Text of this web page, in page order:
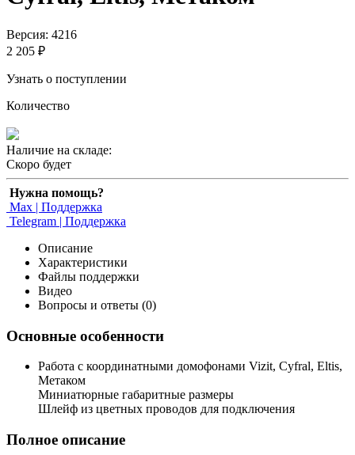
Версия: 4216
2 205 ₽
Узнать о поступлении
Количество
Наличие на складе:
Скоро будет
Нужна помощь?
Max | Поддержка
Telegram | Поддержка
Описание
Характеристики
Файлы поддержки
Видео
Вопросы и ответы (0)
Основные особенности
Работа с координатными домофонами Vizit, Cyfral, Eltis,
Метаком
Миниатюрные габаритные размеры
Шлейф из цветных проводов для подключения
Полное описание